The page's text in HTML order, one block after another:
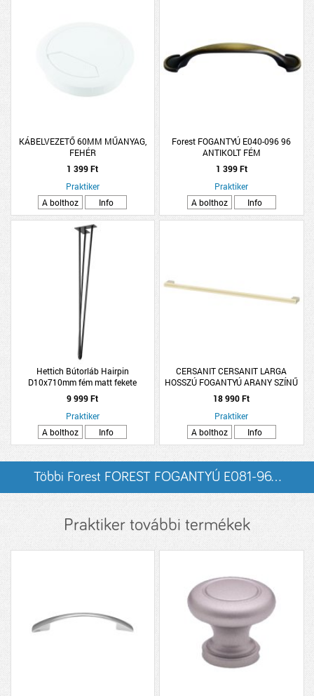
KÁBELVEZETŐ 60MM MŰANYAG,
FEHÉR
1 399 Ft
Praktiker
A bolthoz
Info
Forest FOGANTYÚ E040-096 96
ANTIKOLT FÉM
1 399 Ft
Praktiker
A bolthoz
Info
Hettich Bútorláb Hairpin
D10x710mm fém matt fekete
háromszög
9 999 Ft
Praktiker
A bolthoz
Info
CERSANIT CERSANIT LARGA
HOSSZÚ FOGANTYÚ ARANY SZÍNŰ
2DARAB/CSOMAG
18 990 Ft
Praktiker
A bolthoz
Info
Többi Forest FOREST FOGANTYÚ E081-96...
Praktiker további termékek